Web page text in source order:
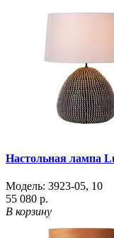
Настольная лампа
Модель: 3923-05, 10
55 080 р.
В корзину